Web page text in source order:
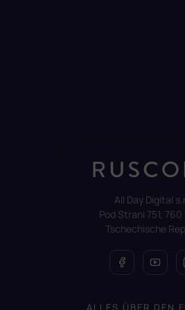
All Day Digital
Pod Strani 751, 760
Tschechische
ALLES ÜBER DEN